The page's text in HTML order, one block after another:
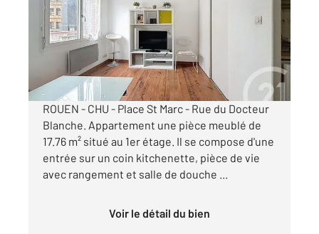
Appartement Studio à louer
470 €
par mois charges comprises
ROUEN - CHU - Place St Marc - Rue du Docteur
Blanche. Appartement une pièce meublé de
17.76 m² situé au 1er étage. Il se compose d'une
entrée sur un coin kitchenette, pièce de vie
avec rangement et salle de douche ...
Voir le détail du bien